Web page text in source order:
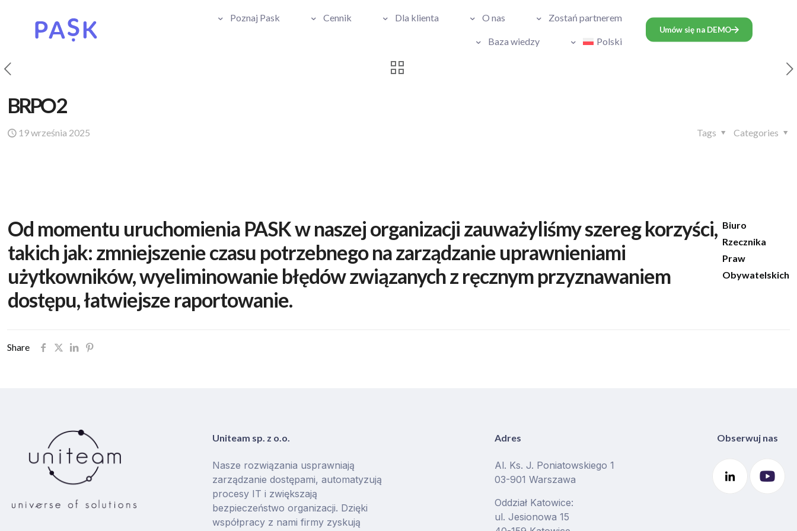
Poznaj Pask Cennik Dla klienta O nas Zostań partnerem
Baza wiedzy Polski
Umów się na DEMO
BRPO 2
19 września 2025 Categories
Tags
Od momentu uruchomienia PASK w naszej organizacji zauważyliśmy szereg korzyści,
takich jak: zmniejszenie czasu potrzebnego na zarządzanie uprawnieniami
użytkowników, wyeliminowanie błędów związanych z ręcznym przyznawaniem
dostępu, łatwiejsze raportowanie.
Biuro
Rzecznika
Praw
Obywatelskich
Share
Uniteam sp. z o.o.
Nasze rozwiązania usprawniają
zarządzanie dostępami, automatyzują
procesy IT i zwiększają
bezpieczeństwo organizacji. Dzięki
współpracy z nami firmy zyskują
Adres
Al. Ks. J. Poniatowskiego 1
03-901 Warszawa
Oddział Katowice:
ul. Jesionowa 15
Obserwuj nas